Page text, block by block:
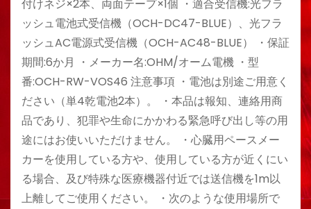
付けネジ×2本、両面テープ×1個 ・適合受信機:光フラ
ッシュ電池式受信機（OCH-DC47-BLUE）、光フラ
ッシュAC電源式受信機（OCH-AC48-BLUE） ・保証
期間:6か月 ・メーカー名:OHM/オーム電機 ・型
番:OCH-RW-VOS46 注意事項 ・電池は別途ご用意く
ださい（単4乾電池2本）。 ・本品は報知、連絡用商
品であり、犯罪や生命にかかわる緊急呼び出し等の用
途にはお使いいただけません。 ・心臓用ペースメー
カーを使用している方や、使用している方が近くにい
る場合、及び特殊な医療機器付近では送信機を1m以
上離してご使用ください。 ・次のような使用場所で